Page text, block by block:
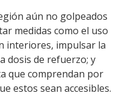
aún no golpeados
medidas como el uso
interiores, impulsar la
dosis de refuerzo; y
que comprendan por
estos sean accesibles.